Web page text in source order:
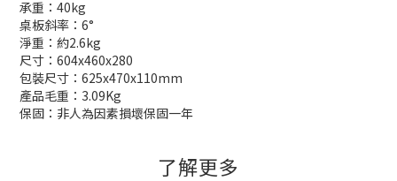
承重：40kg
桌板斜率：6°
淨重：約2.6kg
尺寸：604x460x280
包裝尺寸：625x470x110mm
產品毛重：3.09Kg
保固：非人為因素損壞保固一年
了解更多